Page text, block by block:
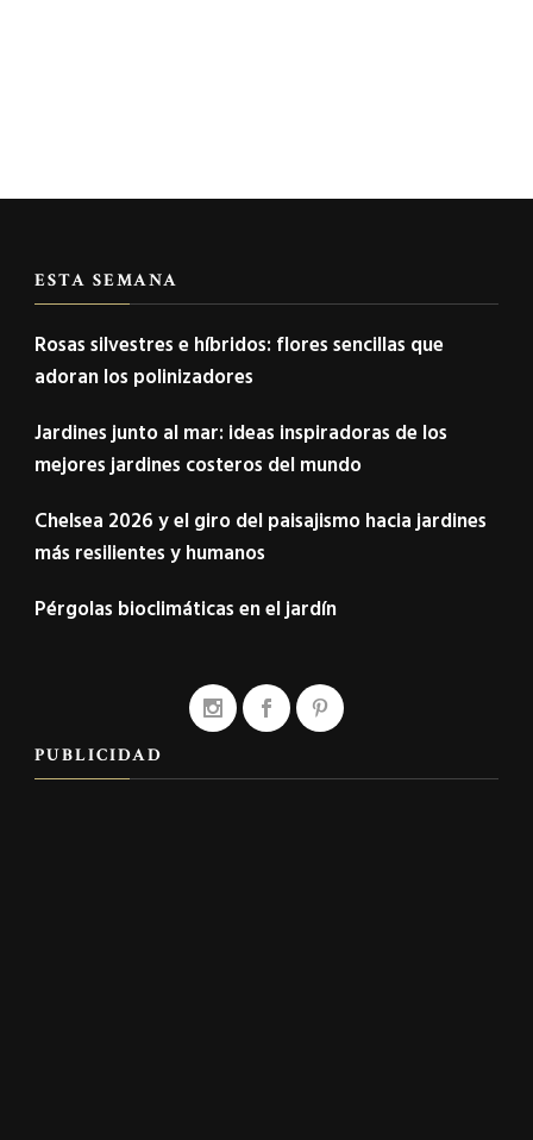
ESTA SEMANA
Rosas silvestres e híbridos: flores sencillas que
adoran los polinizadores
Jardines junto al mar: ideas inspiradoras de los
mejores jardines costeros del mundo
Chelsea 2026 y el giro del paisajismo hacia jardines
más resilientes y humanos
Pérgolas bioclimáticas en el jardín
PUBLICIDAD